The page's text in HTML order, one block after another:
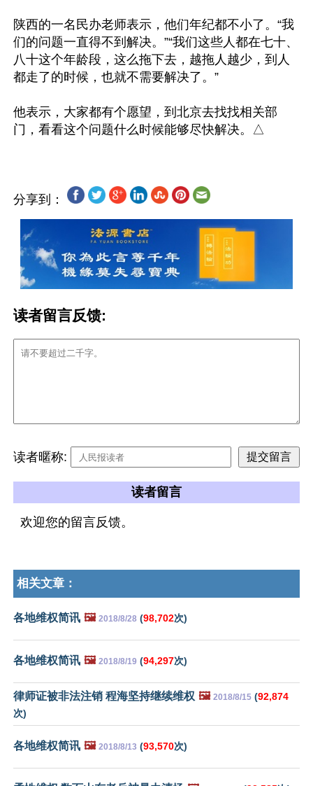
陕西的一名民办老师表示，他们年纪都不小了。“我
们的问题一直得不到解决。”“我们这些人都在七十、
八十这个年龄段，这么拖下去，越拖人越少，到人
都走了的时候，也就不需要解决了。”
他表示，大家都有个愿望，到北京去找找相关部
分享到：
读者留言反馈:
读者暱称:
读者留言
欢迎您的留言反馈。
相关文章：
各地维权简讯 🖼️ 2018/8/28 (98,702次)
各地维权简讯 🖼️ 2018/8/19 (94,297次)
律师证被非法注销 程海坚持继续维权 🖼️ 2018/8/15 (92,874
次)
各地维权简讯 🖼️ 2018/8/13 (93,570次)